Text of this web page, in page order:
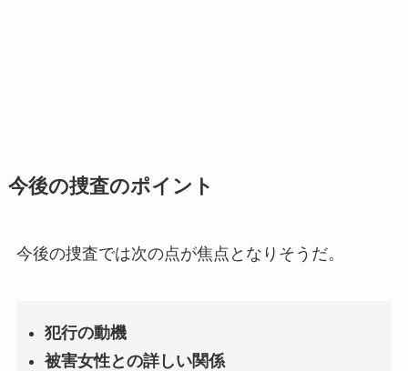
今後の捜査のポイント
今後の捜査では次の点が焦点となりそうだ。
犯行の動機
被害女性との詳しい関係